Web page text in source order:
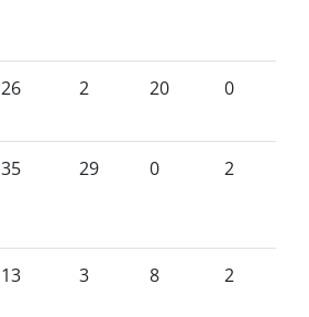
26 2 20 0
35 29 0 2
13 3 8 2